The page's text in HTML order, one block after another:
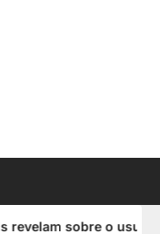
sobre o usuário!